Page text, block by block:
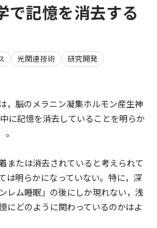
で記憶を消去する
光関連技術 研究開発
，脳のメラニン凝集ホルモン産生神
に記憶を消去していることを明らか
。
または消去されていると考えられて
は明らかになっていない。特に，深
レム睡眠」の後にしか現れない，浅
にどのように関わっているのかはよ